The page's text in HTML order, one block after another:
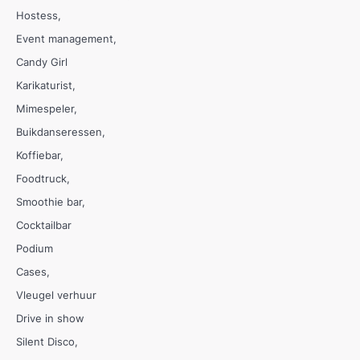
Hostess
Event management
Candy Girl
Karikaturist
Mimespeler
Buikdanseressen
Koffiebar
Foodtruck
Smoothie bar
Cocktailbar
Podium
Cases
Vleugel verhuur
Drive in show
Silent Disco